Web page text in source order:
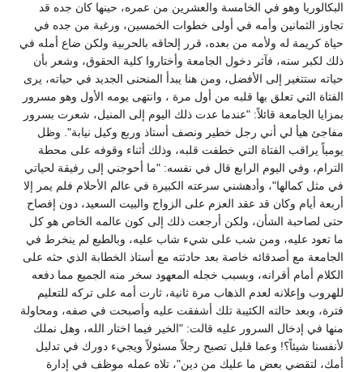
البكالوريا وهو في الخامسة والعشرين من عمره، حينها كان جده قد
تجاوز الثمانين وأمه في أولى خطوات الخمسين، ورغبة من جده في
حياة كريمة له ولأمه من بعده، قرر إلحاقه بالحربية ولكن ضاع أمله في
ذلك لكبر سنه، فآثر دخول الجامعة وأختاروا كلية الحقوق، وشعر بأن
حياته ستتغير إلى الأفضل، ومن هنا يبدأ المنحنى الجديد في حياته، يرى
الفتاة التي تعلق بها قلبه من أول مرة ، وانتهى يومه الأول وهو مسرور
بمزايا الجامعة قائلاً: "عندما عدت ذلك اليوم إلى المنيل، شعرت بسرور
مفاجئ هيأ لي أني رجل خطير ونصف أستاذ وربع وكيل نيابة". وظل
يومياً يراقب الفتاة التي خطفت قلبه، وذلك أثناء وقوفه على محطة
الترام، وفي اليوم الرابع قال في نفسه: "ما أحوجني إلى رفيقة لحياتي
في مثل كمالها"، وأدهشني سرعته الكبيرة في عالم الأحلام فلم يمر إلا
أربعة أيام وكان قد عقد العزم على الزواج والبيت السعيد، دون إفصاح
حتى لصاحبة الشأن، ولكن أرجعت ذلك إلى كون عالمه الخاص هو كل
ما تعود عليه، ومن شب على شيء شاب عليه، وبالطبع لم ينخرط في
الجامعة مع أصدقائه خاصة بعد حادثته مع أستاذ الخطابة الذي حثه على
الكلام أمام أقرانه، وبسبب خجله المعهود سخر منه الجميع مما دفعه
للهروب وإعلانه لعدم الذهاب مرة ثانية، ثارت أمه على تركه للتعليم
فترة، وبعد حالته الكئيبة تلك أشفقت عليه وأصبحت في صفه، ومحاولة
منها في إدخال السرور عليه قالت: "الخير فيما اختار الله، وهل نملك
لأنفسنا شيئاً؟! وعما قليل تصبح رجلاً مسئولاً ويجيء دورك في تدليل
أمك، لتقضي بعض ما عليك من دين"، تلاه عمله موظف في إدارة